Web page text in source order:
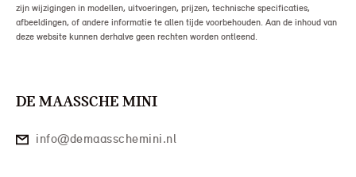
zijn wijzigingen in modellen, uitvoeringen, prijzen, technische specificaties,
afbeeldingen, of andere informatie te allen tijde voorbehouden. Aan de inhoud van
deze website kunnen derhalve geen rechten worden ontleend.
DE MAASSCHE MINI
info@demaasschemini.nl